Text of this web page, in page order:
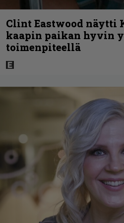
Clint Eastwood näytti
kaapin paikan hyvin
toimenpiteellä